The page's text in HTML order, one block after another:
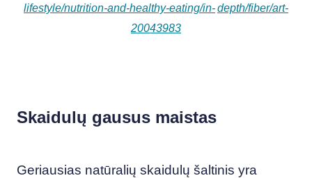
lifestyle/nutrition-and-healthy-eating/in-depth/fiber/art-
20043983
Skaidulų gausus maistas
Geriausias natūralių skaidulų šaltinis yra